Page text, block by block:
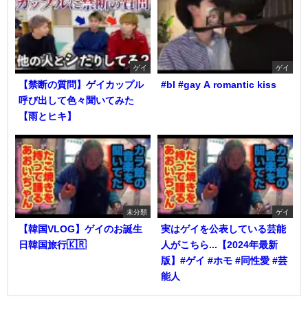
ゲイ
【禁断の質問】ゲイカップル
呼び出して色々聞いてみた
【雨とヒキ】
ゲイ
#bl #gay A romantic kiss
未分類
【韓国VLOG】ゲイのお誕生
日韓国旅行🇰🇷
ゲイ
実はゲイを公表している芸能
人がこちら...【2024年最新
版】#ゲイ #ホモ #同性愛 #芸
能人